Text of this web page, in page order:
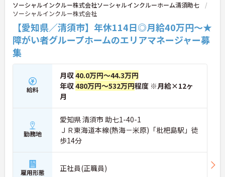
ソーシャルインクルー株式会社ソーシャルインクルーホーム清須助七
ソーシャルインクルー株式会社
【愛知県／清須市】年休114日◎月給40万円～★
障がい者グループホームのエリアマネージャー募
集
給料
月収40.0万円～44.3万円
年収480万円～532万円程度 ※月給×12ヶ
月
勤務地
愛知県 清須市 助七1-40-1
ＪＲ東海道本線(熱海－米原)「枇杷島駅」徒
歩14分
雇用形態 正社員(正職員)